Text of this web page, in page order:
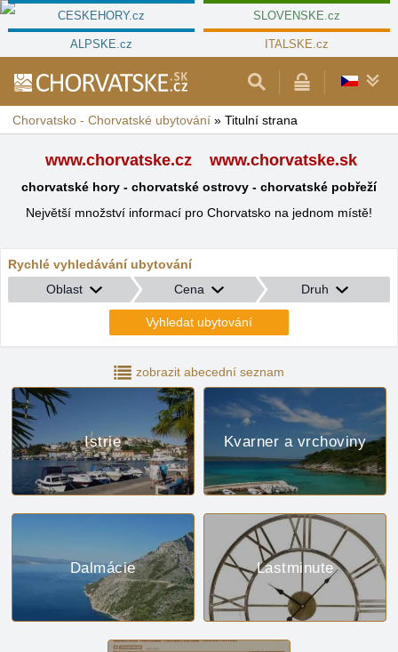
CESKEHORY.cz SLOVENSKE.cz
ALPSKE.cz ITALSKE.cz
Chorvatsko - Chorvatské ubytování » Titulní strana
www.chorvatske.cz www.chorvatske.sk
chorvatské hory - chorvatské ostrovy - chorvatské pobřeží
Největší množství informací pro Chorvatsko na jednom místě!
Rychlé vyhledávání ubytování
Oblast
Cena Druh
Vyhledat ubytování
zobrazit abecední seznam
Istrie Kvarner a vrchoviny
Dalmácie Lastminute